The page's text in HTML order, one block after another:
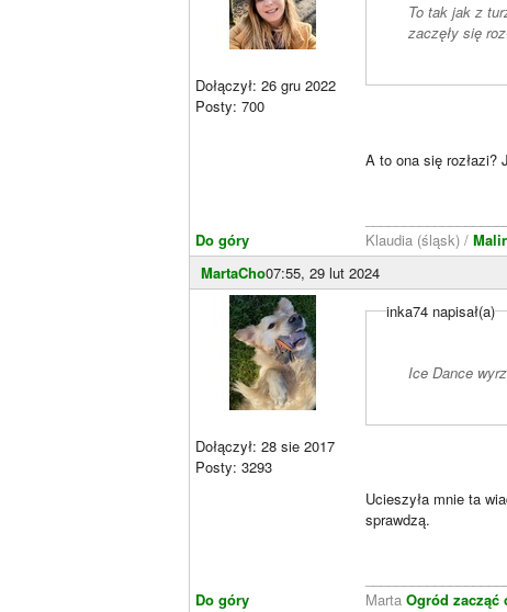
Dołączył: 26 gru 2022
Posty: 700
Do góry
To tak jak z
zaczęły się
A to ona się rozłazi?
Klaudia (śląsk) /
MartaCho07:55, 29 lut 2024
Dołączył: 28 sie 2017
Posty: 3293
Do góry
inka74 napisał(a)
Ice Dance
Ucieszyła mnie ta
sprawdzą.
Marta Ogród zacząć